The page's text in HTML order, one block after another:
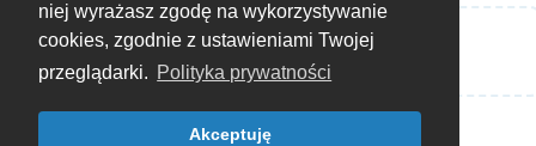
niej wyrażasz zgodę na wykorzystywanie
cookies, zgodnie z ustawieniami Twojej
przeglądarki. Polityka prywatności
Akceptuję
Write a Reply...